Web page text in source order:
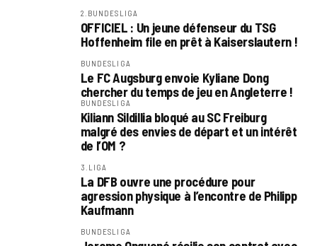
2.BUNDESLIGA
OFFICIEL : Un jeune défenseur du TSG
Hoffenheim file en prêt à Kaiserslautern !
BUNDESLIGA
Le FC Augsburg envoie Kyliane Dong
chercher du temps de jeu en Angleterre !
BUNDESLIGA
Kiliann Sildillia bloqué au SC Freiburg
malgré des envies de départ et un intérêt
de l’OM ?
3.LIGA
La DFB ouvre une procédure pour
agression physique à l’encontre de Philipp
Kaufmann
BUNDESLIGA